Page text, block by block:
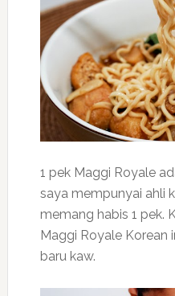
1 pek Maggi Royale
saya mempunyai ahli
memang habis 1 pek.
Maggi Royale Korean
baru kaw.